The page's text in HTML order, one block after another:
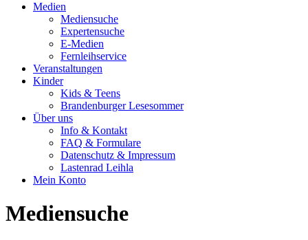
Medien
Mediensuche
Expertensuche
E-Medien
Fernleihservice
Veranstaltungen
Kinder
Kids & Teens
Brandenburger Lesesommer
Über uns
Info & Kontakt
FAQ & Formulare
Datenschutz & Impressum
Lastenrad Leihla
Mein Konto
Mediensuche